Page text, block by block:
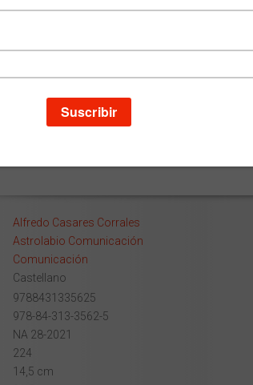
un urgente alegato en favor de un
que nunca, que practique la
una conversación social en la que
El autor plantea, además, una
y ciudadanos reflexionemos
necesita hoy la sociedad.
Alfredo Casares Corrales
Astrolabio Comunicación
Comunicación
Castellano
9788431335625
978-84-313-3562-5
NA 28-2021
224
14,5 cm